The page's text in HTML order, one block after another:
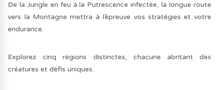
De la Jungle en feu à la Putrescence infectée, la longue route
vers la Montagne mettra à l’épreuve vos stratégies et votre
endurance.
Explorez cinq régions distinctes, chacune abritant des
créatures et défis uniques.